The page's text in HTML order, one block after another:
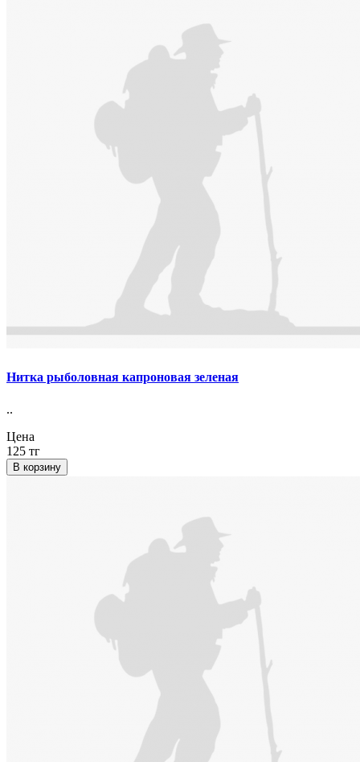
Нитка рыболовная капроновая зеленая
..
Цена
125 тг
В корзину